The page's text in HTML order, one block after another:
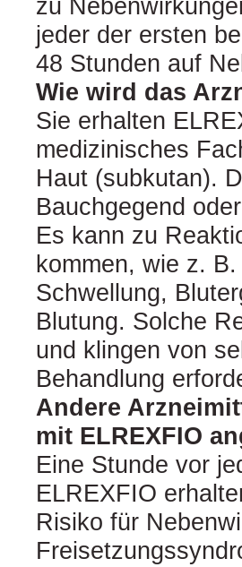
zu
jeder der ersten
48 Stunden auf
Wie wird das
Sie erhalten
medizinisches
Haut (subkutan).
Bauchgegend
Es kann zu
kommen, wie z.
Schwellung,
Blutung. Solche
und klingen von
Behandlung
Andere
mit ELREXFIO
Eine Stunde vor
ELREXFIO
Risiko für